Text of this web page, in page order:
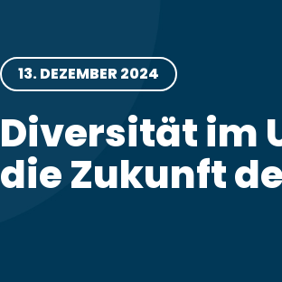
13. DEZEMBER 2024
Diversität im
die Zukunft